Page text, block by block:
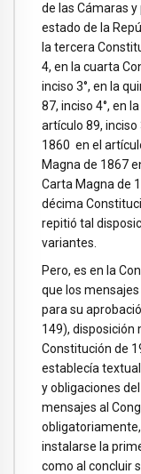
de las Cámaras
estado de la
la tercera
4, en la cuarta
inciso 3°, en la
87, inciso 4°, en
artículo 89, inciso
1860 en el
Magna de 1867
Carta Magna de
décima
repitió tal
variantes.
Pero, es en la
que los
para su
149), disposición
Constitución de
establecía
y obligaciones
mensajes al
instalarse la
como al concluir